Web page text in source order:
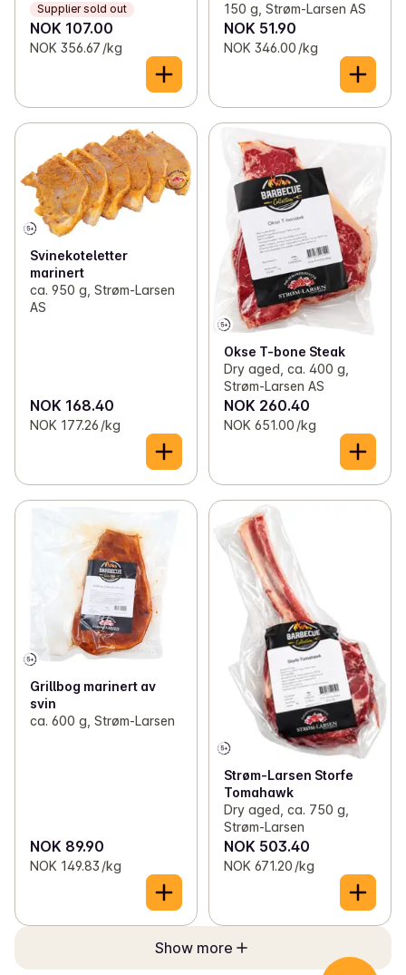
Supplier sold out
NOK 107.00
NOK 356.67 /kg
150 g, Strøm-Larsen AS
NOK 51.90
NOK 346.00 /kg
Svinekoteletter
marinert
ca. 950 g, Strøm-Larsen
AS
NOK 168.40
NOK 177.26 /kg
Okse T-bone Steak
Dry aged, ca. 400 g,
Strøm-Larsen AS
NOK 260.40
NOK 651.00 /kg
Grillbog marinert av
svin
ca. 600 g, Strøm-Larsen
NOK 89.90
NOK 149.83 /kg
Strøm-Larsen Storfe
Tomahawk
Dry aged, ca. 750 g,
Strøm-Larsen
NOK 503.40
NOK 671.20 /kg
Show more